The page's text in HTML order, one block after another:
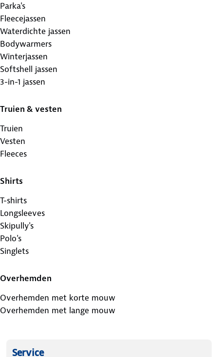
Parka's
Fleecejassen
Waterdichte jassen
Bodywarmers
Winterjassen
Softshell jassen
3-in-1 jassen
Truien & vesten
Truien
Vesten
Fleeces
Shirts
T-shirts
Longsleeves
Skipully's
Polo's
Singlets
Overhemden
Overhemden met korte mouw
Overhemden met lange mouw
Service